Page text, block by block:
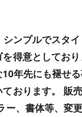
ンプルでスタ
得意としてお
年先にも褪せ
おります。 販
ー、書体等、変